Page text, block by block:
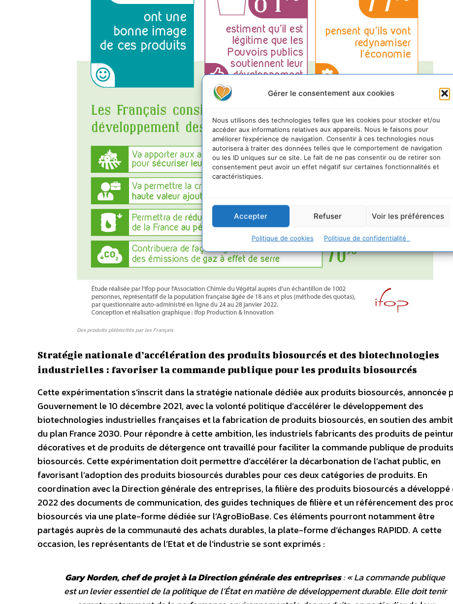
Gérer le consentement aux cookies
Nous utilisons des technologies telles que les cookies pour stocker et/ou
accéder aux informations relatives aux appareils. Nous le faisons pour
améliorer l’expérience de navigation. Consentir à ces technologies nous
autorisera à traiter des données telles que le comportement de navigation
ou les ID uniques sur ce site. Le fait de ne pas consentir ou de retirer son
consentement peut avoir un effet négatif sur certaines fonctionnalités et
caractéristiques.
Accepter Refuser Voir les préférences
Politique de cookies Politique de confidentialité
Des produits plébiscités par les Français
Stratégie nationale d’accélération des produits biosourcés et des biotechnologies
industrielles : favoriser la commande publique pour les produits biosourcés
Cette expérimentation s’inscrit dans la stratégie nationale dédiée aux produits biosourcés, annoncée
Gouvernement le 10 décembre 2021, avec la volonté politique d’accélérer le développement des
biotechnologies industrielles françaises et la fabrication de produits biosourcés, en soutien des
du plan France 2030. Pour répondre à cette ambition, les industriels fabricants des produits de
décoratives et de produits de détergence ont travaillé pour faciliter la commande publique de produits
biosourcés. Cette expérimentation doit permettre d’accélérer la décarbonation de l’achat public, en
favorisant l’adoption des produits biosourcés durables pour ces deux catégories de produits. En
coordination avec la Direction générale des entreprises, la filière des produits biosourcés a développé
2022 des documents de communication, des guides techniques de filière et un référencement des
biosourcés via une plate-forme dédiée sur l’AgroBioBase. Ces éléments pourront notamment être
partagés auprès de la communauté des achats durables, la plate-forme d’échanges RAPIDD. A cette
occasion, les représentants de l’Etat et de l’industrie se sont exprimés :
Gary Norden, chef de projet à la Direction générale des entreprises: «La commande publique
est un levier essentiel de la politique de l’État en matière de développement durable. Elle doit tenir